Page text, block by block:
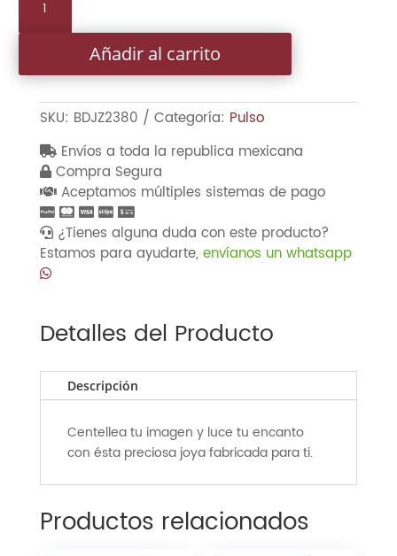
chapa
oro
perla
zirconia
cantidad
Añadir al carrito
SKU: BDJZ2380 Categoría: Pulso
Envíos a toda la republica mexicana
Compra Segura
Aceptamos múltiples sistemas de pago
¿Tienes alguna duda con este producto?
Estamos para ayudarte, envíanos un whatsapp
Detalles del Producto
Descripción
Centellea tu imagen y luce tu encanto
con ésta preciosa joya fabricada para ti.
Productos relacionados